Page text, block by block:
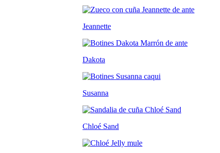
Jeannette
Dakota
Susanna
Chloé Sand